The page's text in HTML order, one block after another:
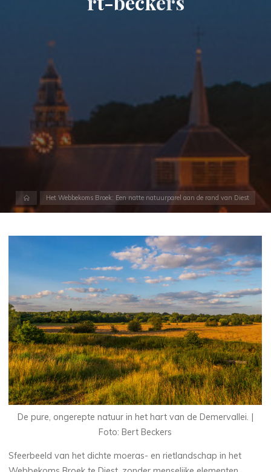
HomeHet Webbekoms Broek: Een natte natuurparel aan de rand van Diest
De pure, ongerepte natuur in het hart van de Demervallei. |
Foto: Bert Beckers
Sfeerbeeld van het dichte moeras- en rietlandschap in het